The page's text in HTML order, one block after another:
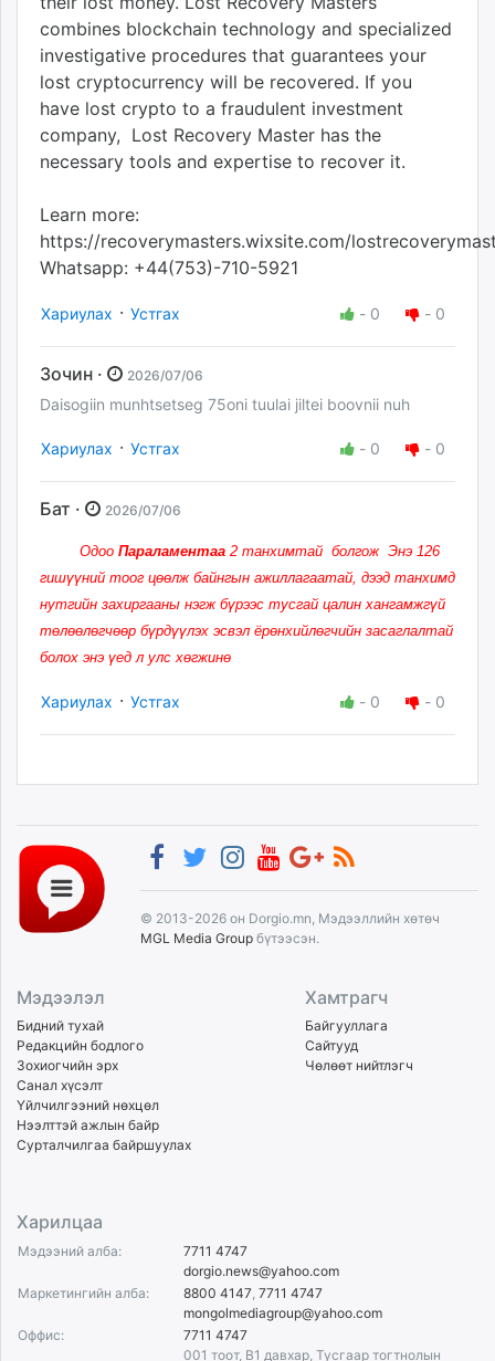
combines blockchain technology and specialized
investigative procedures that guarantees your
lost cryptocurrency will be recovered. If you
have lost crypto to a fraudulent investment
company, Lost Recovery Master has the
necessary tools and expertise to recover it.
Learn more:
https://recoverymasters.wixsite.com/
Whatsapp: +44(753)-710-5921
Хариулах · Устгах - 0 - 0
Зочин · 2026/07/06
Daisogiin munhtsetseg 75oni tuulai jiltei boovnii nuh
Хариулах · Устгах - 0 - 0
Бат · 2026/07/06
Одоо Параламентаа 2 танхимтай болгож Энэ 126
гишүүний тоог цөөлж байнгын ажиллагаатай, дээд танхимд
нутгийн захиргааны нэгж бүрээс тусгай цалин хангамжгүй
төлөөлөгчөөр бүрдүүлэх эсвэл ёрөнхийлөгчийн засаглалтай
болох энэ үед л улс хөгжинө
Хариулах · Устгах - 0 - 0
© 2013-2026 он Dorgio.mn, Мэдээллийн хөтөч
MGL Media Group бүтээсэн.
Мэдээлэл
Бидний тухай
Редакцийн бодлого
Зохиогчийн эрх
Санал хүсэлт
Үйлчилгээний нөхцөл
Нээлттэй ажлын байр
Сурталчилгаа байршуулах
Хамтрагч
Байгууллага
Сайтууд
Чөлөөт нийтлэгч
Харилцаа
Мэдээний алба:
7711 4747
dorgio.news@yahoo.com
Маркетингийн алба:
8800 4147, 7711 4747
mongolmediagroup@yahoo.com
Оффис:
7711 4747
001 тоот, B1 давхар, Тусгаар тогтнолын